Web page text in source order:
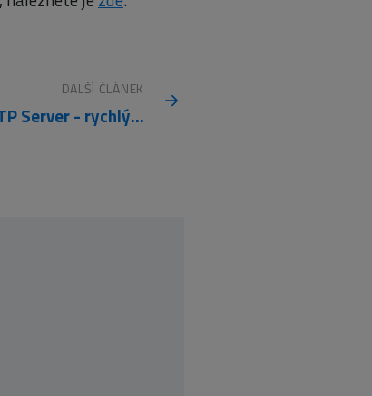
DALŠÍ ČLÁNEK
Cerberus FTP Server - rychlý a spolehlivý